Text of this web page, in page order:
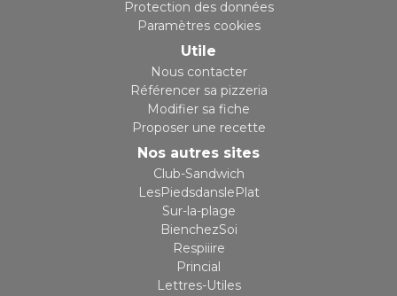
Protection des données
Paramètres cookies
Utile
Nous contacter
Référencer sa pizzeria
Modifier sa fiche
Proposer une recette
Nos autres sites
Club-Sandwich
LesPiedsdanslePlat
Sur-la-plage
BienchezSoi
Respiiire
Princial
Lettres-Utiles